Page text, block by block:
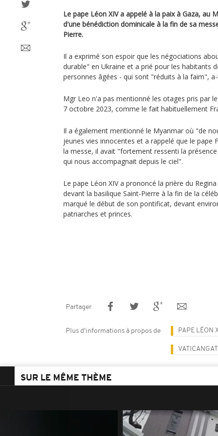
Le pape Léon XIV a appelé à la paix à Gaza, au
d'une bénédiction dominicale à la fin de sa
Pierre.
Il a exprimé son espoir que les négociations
durable" en Ukraine et a prié pour les habitants
personnes âgées - qui sont "réduits à la faim",
Mgr Leo n'a pas mentionné les otages pris par
7 octobre 2023, comme le fait habituellement
Il a également mentionné le Myanmar où "de
jeunes vies innocentes et a rappelé que le pape
la messe, il avait "fortement ressenti la
qui nous accompagnait depuis le ciel".
Le pape Léon XIV a prononcé la prière du
devant la basilique Saint-Pierre à la fin de la
marqué le début de son pontificat, devant
patriarches et princes.
Partager
Plus d'informations à propos de PAPE LÉON
SUR LE MÊME THÈME